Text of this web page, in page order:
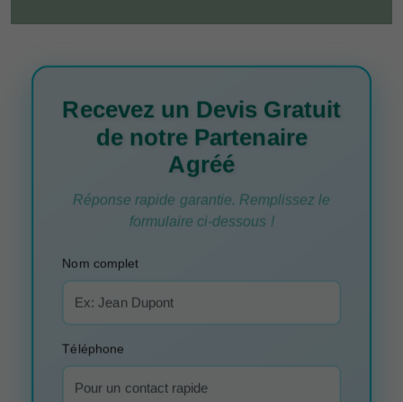
Recevez un Devis Gratuit
de notre Partenaire
Agréé
Réponse rapide garantie. Remplissez le
formulaire ci-dessous !
Nom complet
Téléphone